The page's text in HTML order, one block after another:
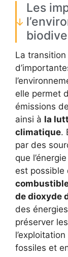
Les
La
elle permet
émissions
ainsi à la
climatique.
par des
que
est possible
de dioxyde
des
préserver
fossiles et